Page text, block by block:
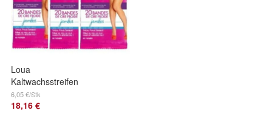
Loua
Kaltwachsstreifen
wax strips Bein
Enthaarung
6,05 €/Stk
18,16 €